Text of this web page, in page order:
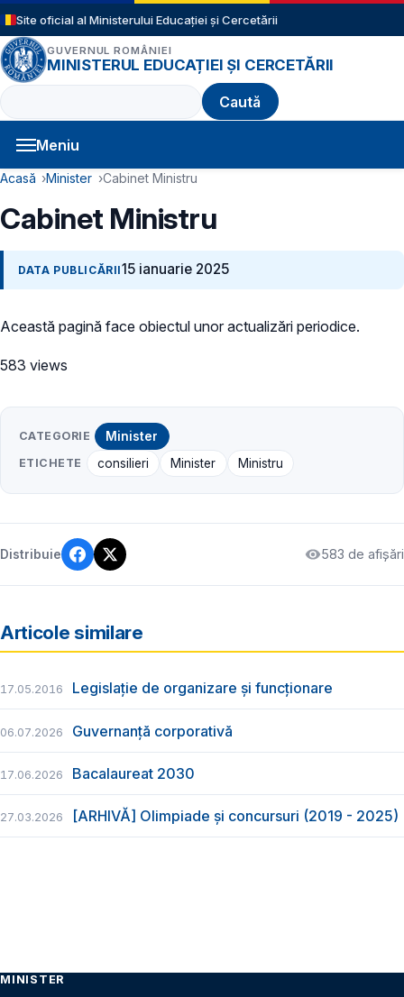
Sari la conținutul principal
Site oficial al Ministerului Educației și Cercetării
GUVERNUL ROMÂNIEI
MINISTERUL EDUCAȚIEI ȘI CERCETĂRII
Caută
Meniu
Navigație principală
Cale de navigare
Acasă Minister Cabinet Ministru
Cabinet Ministru
DATA PUBLICĂRII15 ianuarie 2025
Această pagină face obiectul unor actualizări periodice.
583 views
CATEGORIE Minister
ETICHETE consilieri Minister Ministru
Distribuie 583 de afișări
Articole similare
17.05.2016 Legislație de organizare și funcționare
06.07.2026 Guvernanță corporativă
17.06.2026 Bacalaureat 2030
27.03.2026 [ARHIVĂ] Olimpiade și concursuri (2019 - 2025)
MINISTER